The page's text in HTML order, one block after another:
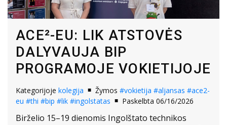
ACE²-EU: LIK ATSTOVĖS
DALYVAUJA BIP
PROGRAMOJE VOKIETIJOJE
Kategorijoje kolegija Žymos #vokietija #aljansas #ace2-
eu #thi #bip #lik #ingolstatas Paskelbta 06/16/2026
Birželio 15–19 dienomis Ingolštato technikos